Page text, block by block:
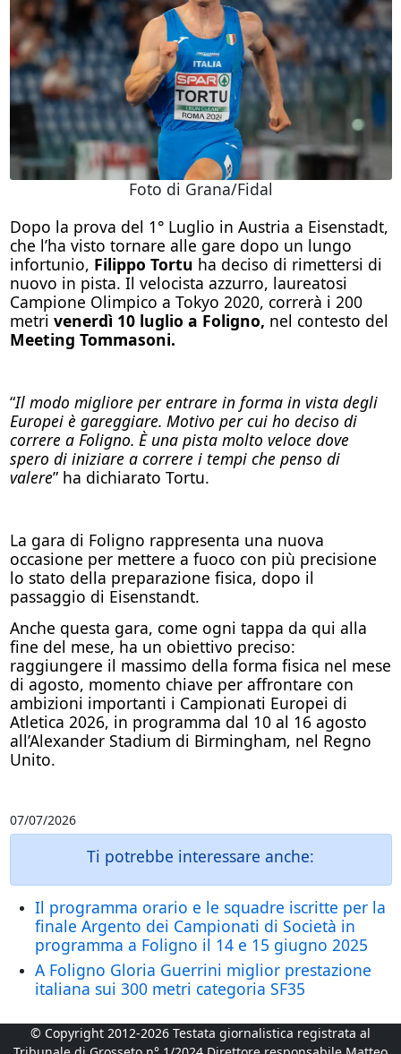
Foto di Grana/Fidal
Dopo la prova del 1° Luglio in Austria a Eisenstadt,
che l’ha visto tornare alle gare dopo un lungo
infortunio, Filippo Tortu ha deciso di rimettersi di
nuovo in pista. Il velocista azzurro, laureatosi
Campione Olimpico a Tokyo 2020, correrà i 200
metri venerdì 10 luglio a Foligno, nel contesto del
Meeting Tommasoni.
“Il modo migliore per entrare in forma in vista degli
Europei è gareggiare. Motivo per cui ho deciso di
correre a Foligno. È una pista molto veloce dove
spero di iniziare a correre i tempi che penso di
valere” ha dichiarato Tortu.
La gara di Foligno rappresenta una nuova
occasione per mettere a fuoco con più precisione
lo stato della preparazione fisica, dopo il
passaggio di Eisenstandt.
Anche questa gara, come ogni tappa da qui alla
fine del mese, ha un obiettivo preciso:
raggiungere il massimo della forma fisica nel mese
di agosto, momento chiave per affrontare con
ambizioni importanti i Campionati Europei di
Atletica 2026, in programma dal 10 al 16 agosto
all’Alexander Stadium di Birmingham, nel Regno
Unito.
07/07/2026
Ti potrebbe interessare anche:
Il programma orario e le squadre iscritte per la
finale Argento dei Campionati di Società in
programma a Foligno il 14 e 15 giugno 2025
A Foligno Gloria Guerrini miglior prestazione
italiana sui 300 metri categoria SF35
© Copyright 2012-2026 Testata giornalistica registrata al